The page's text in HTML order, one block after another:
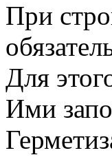
При
Для
Ими